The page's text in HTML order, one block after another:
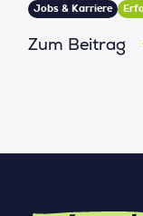
Jobs & Karriere
Zum Beitrag